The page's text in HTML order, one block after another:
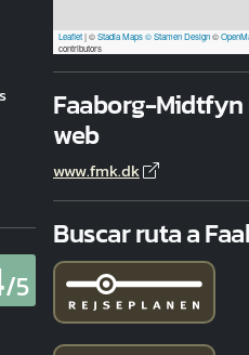
/5
Leaflet|©Stadia Maps© Stamen Design©
contributors
Faaborg-
web
www.fmk.dk
Buscar ruta a